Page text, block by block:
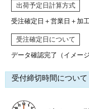
出荷予定日計算方式
受注確定日＋営業日＋加
受注確定日について
データ確認完了（イメー
受付締切時間について